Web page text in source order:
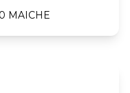
MAICHE